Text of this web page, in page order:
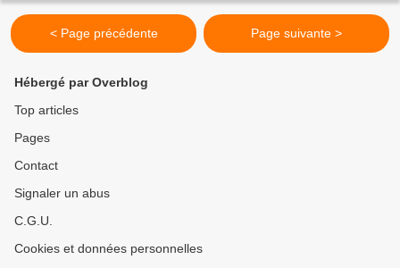
< Page précédente Page suivante >
Hébergé par Overblog
Top articles
Pages
Contact
Signaler un abus
C.G.U.
Cookies et données personnelles